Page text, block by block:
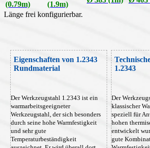
(0.79m) (1.9m)
Länge frei konfigurierbar.
Eigenschaften von 1.2343
Rundmaterial
Der Werkzeugstahl 1.2343 ist ein
warmarbeitsgeeigneter
Werkzeugstahl, der sich besonders
durch seine hohe Warmfestigkeit
und sehr gute
Temperaturbeständigkeit
1.2343
Der
klassischer
speziell für
hohen
entwickelt
gute